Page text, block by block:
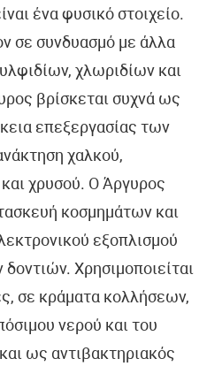
ένα φυσικό στοιχείο.
σε συνδυασμό με άλλα
χλωριδίων και
βρίσκεται συχνά ως
επεξεργασίας των
χαλκού,
χρυσού. Ο Άργυρος
κοσμημάτων και
εξοπλισμού
Χρησιμοποιείται
σε κράματα κολλήσεων,
νερού και του
ως αντιβακτηριακός